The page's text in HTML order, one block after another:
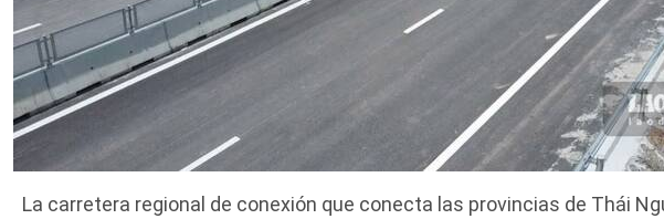
La carretera regional de conexión que conecta las provincias de Thái